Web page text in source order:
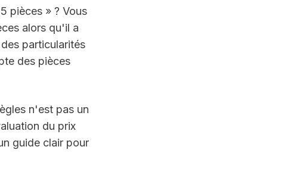
pièces » ? Vous
alors qu'il a
particularités
des pièces
n'est pas un
du prix
guide clair pour